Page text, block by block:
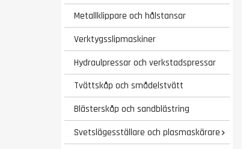
Metallklippare och hålstansar
Verktygsslipmaskiner
Hydraulpressar och verkstadspressar
Tvättskåp och smådelstvätt
Blästerskåp och sandblästring
Svetslägesställare och plasmaskärare